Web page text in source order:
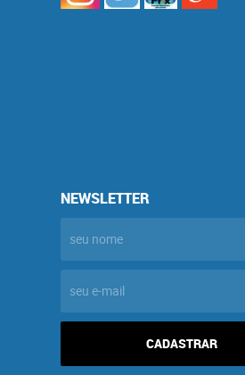
NEWSLETTER
CADASTRAR